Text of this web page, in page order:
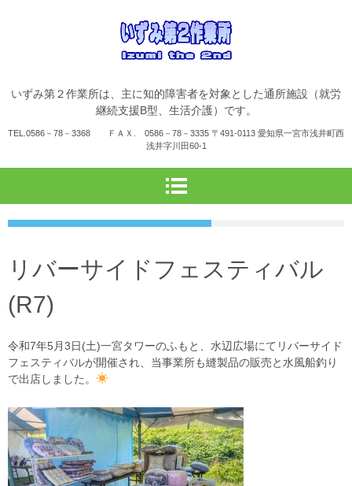
み第２作業所
いずみ第２作業所は、主に知的障害者を対象とした通所施設（就労
継続支援B型、生活介護）です。
TEL. 0586－78－3368 ＦＡＸ. 0586－78－3335 〒491-0113 愛知県一宮市浅井町西
浅井字川田60-1
リバーサイドフェスティバル
(R7)
令和7年5月3日(土)一宮タワーのふもと、水辺広場にてリバーサイド
フェスティバルが開催され、当事業所も縫製品の販売と水風船釣り
で出店しました。